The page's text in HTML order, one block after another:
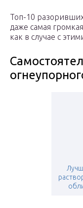
Топ-10
даже самая
как в случае с